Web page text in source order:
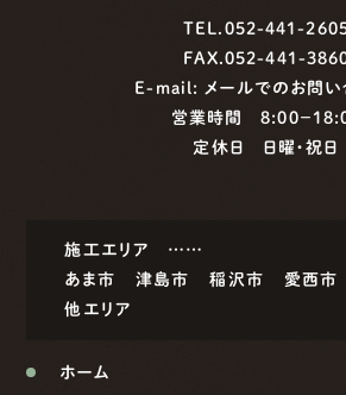
TEL.052-441-
FAX.052-441-
E-mail: メールでのお問
営業時間
定休日 日曜・祝日
施工エリア ……
あま市
津島市 稲沢市 愛西市
他エリア
ホーム